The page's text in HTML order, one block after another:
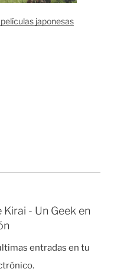
japonesas
- Un Geek en
entradas en tu